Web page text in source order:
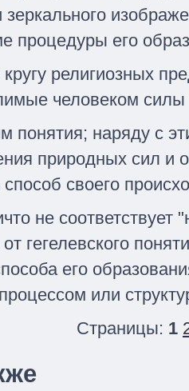
процедуры его
религиозных
человеком
понятия; наряду с
природных сил
своего
не
гегелевского
его
или
Страницы: 1